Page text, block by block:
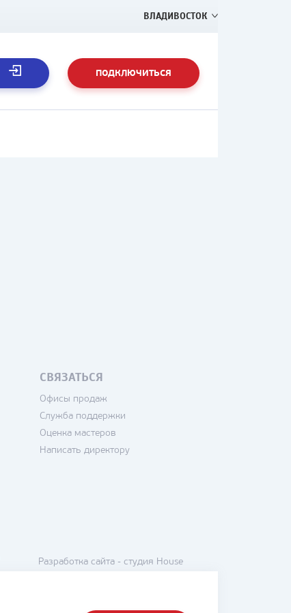
ВЛАДИВОСТОК
ПОДКЛЮЧИТЬСЯ
СВЯЗАТЬСЯ
Офисы продаж
Служба поддержки
Оценка мастеров
Написать директору
Разработка сайта - студия House